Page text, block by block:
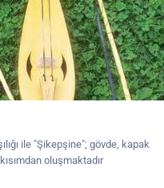
ile "Şikepşine"; gövde, kapak
oluşmaktadır